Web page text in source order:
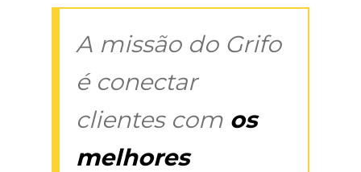
A missão do Grifo
é conectar
clientes com os
melhores